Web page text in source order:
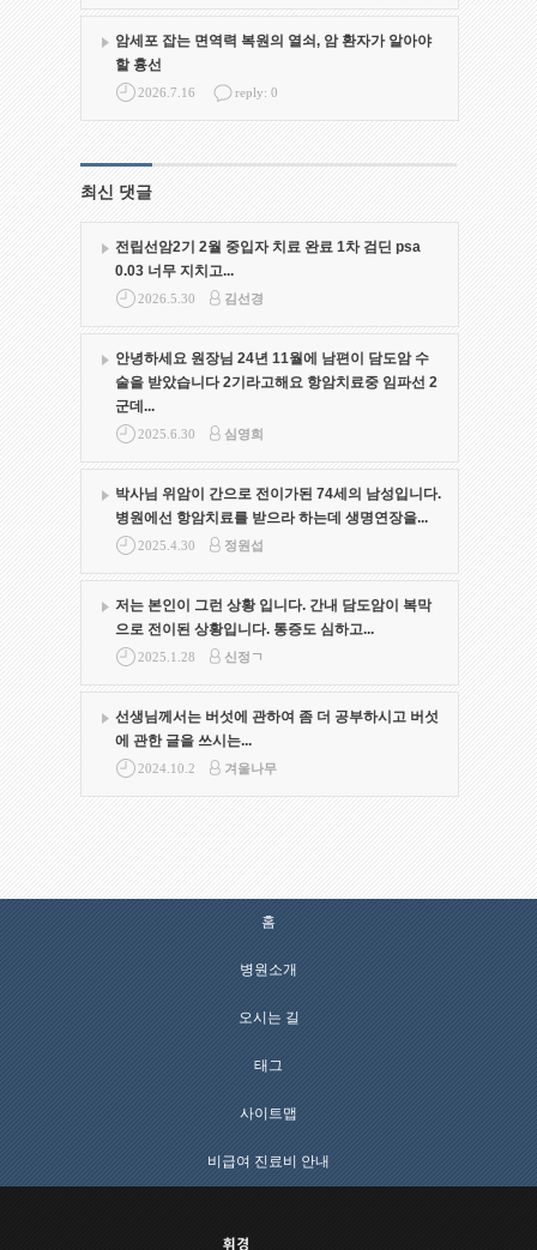
암세포 잡는 면역력 복원의 열쇠, 암 환자가 알아야
할 흉선
2026.7.16 reply: 0
최신 댓글
전립선암2기 2월 중입자 치료 완료 1차 검딘 psa
0.03 너무 지치고...
2026.5.30 김선경
안녕하세요 원장님 24년 11월에 남편이 담도암 수
술을 받았습니다 2기라고해요 항암치료중 임파선 2
군데...
2025.6.30 심영희
박사님 위암이 간으로 전이가된 74세의 남성입니다.
병원에선 항암치료를 받으라 하는데 생명연장을...
2025.4.30 정원섭
저는 본인이 그런 상황 입니다. 간내 담도암이 복막
으로 전이된 상황입니다. 통증도 심하고...
2025.1.28 신정ㄱ
선생님께서는 버섯에 관하여 좀 더 공부하시고 버섯
에 관한 글을 쓰시는...
2024.10.2 겨울나무
홈
병원소개
오시는 길
태그
사이트맵
비급여 진료비 안내